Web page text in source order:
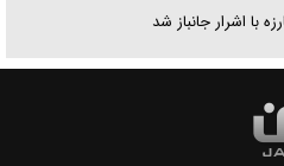
با اشرار جانباز شد